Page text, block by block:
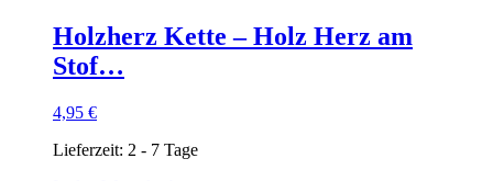
Holzherz Kette – Holz Herz am
Stof…
4,95 €
Lieferzeit: 2 - 7 Tage